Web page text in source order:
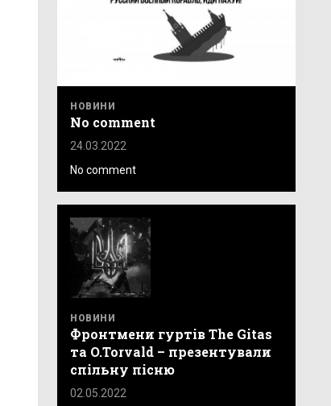
НОВИНИ
No comment
24.03.2022
No comment
НОВИНИ
Фронтмени гуртів The Gitas
та O.Torvald – презентували
спільну пісню
02.05.2022